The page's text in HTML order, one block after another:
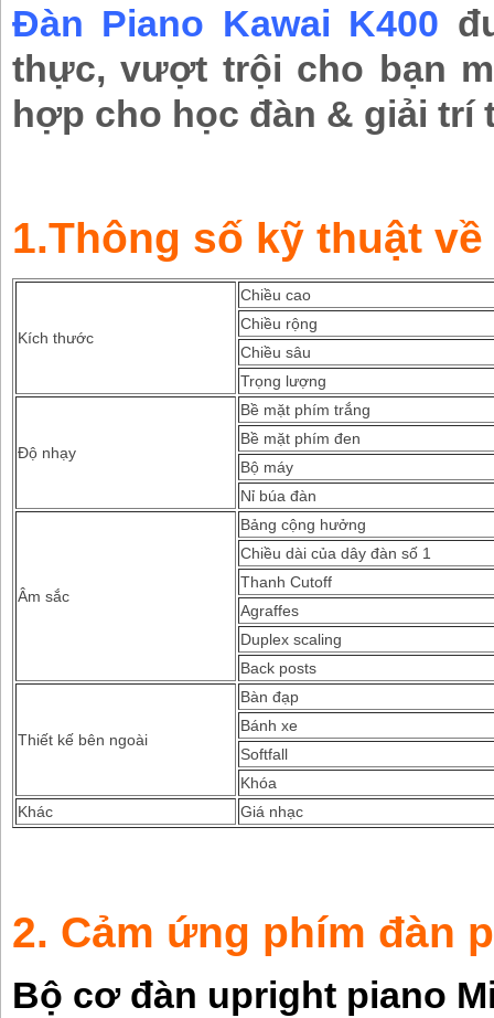
Đàn Piano Kawai K400
thực, vượt trội cho bạn
hợp cho học đàn & giải trí
1.Thông số kỹ thuật
Kích thước
Chiều cao
Chiều rộng
Chiều sâu
Trọng lượng
Độ nhạy
Bề mặt phím trắng
Bề mặt phím đen
Bộ máy
Nỉ búa đàn
Âm sắc
Bảng cộng hưởng
Chiều dài của dây đàn số 1
Thanh Cutoff
Agraffes
Duplex scaling
Back posts
Thiết kế bên ngoài
Bàn đạp
Bánh xe
Softfall
Khóa
Khác
Giá nhạc
2. Cảm ứng phím đàn
Bộ cơ đàn upright piano